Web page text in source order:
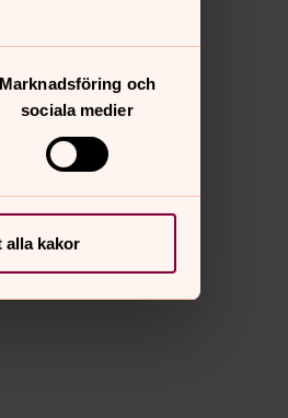
Marknadsföring och
sociala medier
alla kakor